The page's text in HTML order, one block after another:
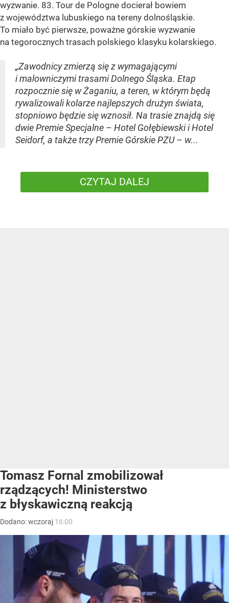
wyzwanie. 83. Tour de Pologne docierał bowiem
z województwa lubuskiego na tereny dolnośląskie.
To miało być pierwsze, poważne górskie wyzwanie
na tegorocznych trasach polskiego klasyku kolarskiego.
„Zawodnicy zmierzą się z wymagającymi
i malowniczymi trasami Dolnego Śląska. Etap
rozpocznie się w Żaganiu, a teren, w którym będą
rywalizowali kolarze najlepszych drużyn świata,
stopniowo będzie się wznosił. Na trasie znajdą się
dwie Premie Specjalne – Hotel Gołębiewski i Hotel
Seidorf, a także trzy Premie Górskie PZU – w...
CZYTAJ DALEJ
Tomasz Fornal zmobilizował
rządzących! Ministerstwo
z błyskawiczną reakcją
Dodano:wczoraj 16:00